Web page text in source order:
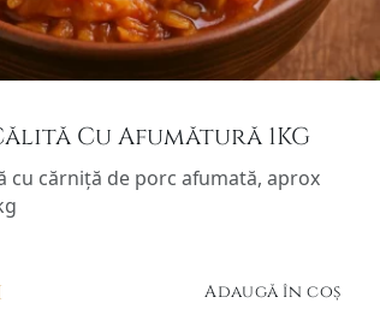
Cu Afumătură 1KG
cu cărniță de porc afumată, aprox
Adaugă în coș